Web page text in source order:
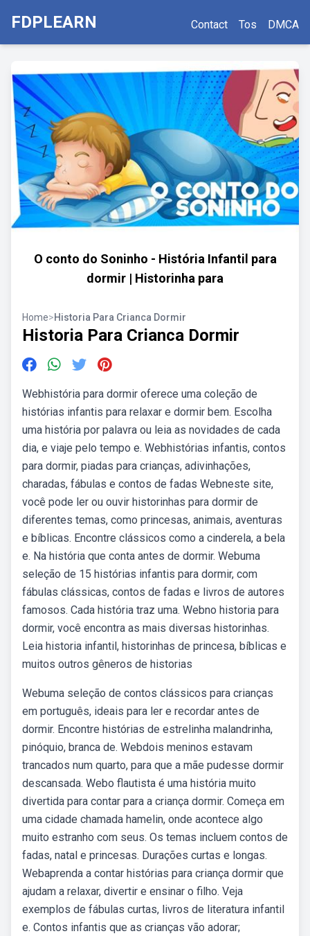
FDPLEARN Contact Tos DMCA
O conto do Soninho - História Infantil para
dormir | Historinha para
Home>Historia Para Crianca Dormir
Historia Para Crianca Dormir
Webhistória para dormir oferece uma coleção de
histórias infantis para relaxar e dormir bem. Escolha
uma história por palavra ou leia as novidades de cada
dia, e viaje pelo tempo e. Webhistórias infantis, contos
para dormir, piadas para crianças, adivinhações,
charadas, fábulas e contos de fadas Webneste site,
você pode ler ou ouvir historinhas para dormir de
diferentes temas, como princesas, animais, aventuras
e bíblicas. Encontre clássicos como a cinderela, a bela
e. Na história que conta antes de dormir. Webuma
seleção de 15 histórias infantis para dormir, com
fábulas clássicas, contos de fadas e livros de autores
famosos. Cada história traz uma. Webno historia para
dormir, você encontra as mais diversas historinhas.
Leia historia infantil, historinhas de princesa, bíblicas e
muitos outros gêneros de historias
Webuma seleção de contos clássicos para crianças
em português, ideais para ler e recordar antes de
dormir. Encontre histórias de estrelinha malandrinha,
pinóquio, branca de. Webdois meninos estavam
trancados num quarto, para que a mãe pudesse dormir
descansada. Webo flautista é uma história muito
divertida para contar para a criança dormir. Começa em
uma cidade chamada hamelin, onde acontece algo
muito estranho com seus. Os temas incluem contos de
fadas, natal e princesas. Durações curtas e longas.
Webaprenda a contar histórias para criança dormir que
ajudam a relaxar, divertir e ensinar o filho. Veja
exemplos de fábulas curtas, livros de literatura infantil
e. Contos infantis que as crianças vão adorar;